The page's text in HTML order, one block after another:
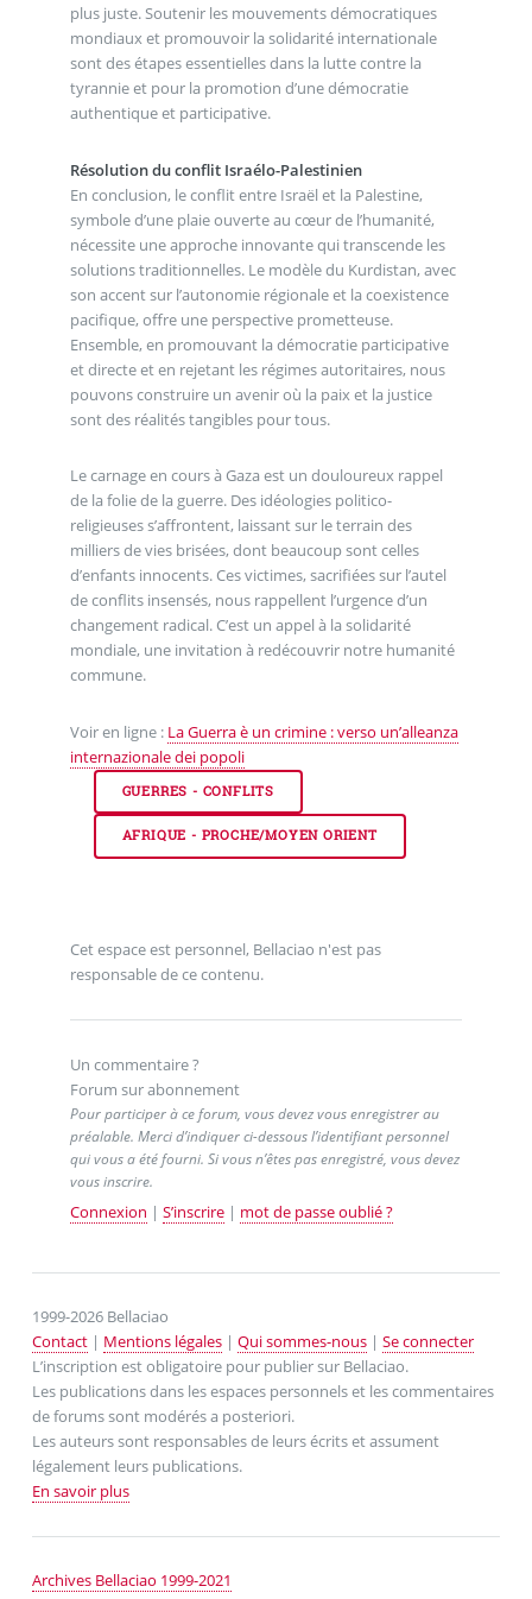
plus juste. Soutenir les mouvements démocratiques
mondiaux et promouvoir la solidarité internationale
sont des étapes essentielles dans la lutte contre la
tyrannie et pour la promotion d’une démocratie
authentique et participative.
Résolution du conflit Israélo-Palestinien
En conclusion, le conflit entre Israël et la Palestine,
symbole d’une plaie ouverte au cœur de l’humanité,
nécessite une approche innovante qui transcende les
solutions traditionnelles. Le modèle du Kurdistan, avec
son accent sur l’autonomie régionale et la coexistence
pacifique, offre une perspective prometteuse.
Ensemble, en promouvant la démocratie participative
et directe et en rejetant les régimes autoritaires, nous
pouvons construire un avenir où la paix et la justice
sont des réalités tangibles pour tous.
Le carnage en cours à Gaza est un douloureux rappel
de la folie de la guerre. Des idéologies politico-
religieuses s’affrontent, laissant sur le terrain des
milliers de vies brisées, dont beaucoup sont celles
d’enfants innocents. Ces victimes, sacrifiées sur l’autel
de conflits insensés, nous rappellent l’urgence d’un
changement radical. C’est un appel à la solidarité
mondiale, une invitation à redécouvrir notre humanité
commune.
Voir en ligne : La Guerra è un crimine : verso un’alleanza
internazionale dei popoli
GUERRES - CONFLITS
AFRIQUE - PROCHE/MOYEN ORIENT
Cet espace est personnel, Bellaciao n'est pas
responsable de ce contenu.
Un commentaire ?
Forum sur abonnement
Pour participer à ce forum, vous devez vous enregistrer au
préalable. Merci d’indiquer ci-dessous l’identifiant personnel
qui vous a été fourni. Si vous n’êtes pas enregistré, vous devez
vous inscrire.
Connexion | S’inscrire| mot de passe oublié ?
1999-2026 Bellaciao
Contact| Mentions légales| Qui sommes-nous| Se connecter
L’inscription est obligatoire pour publier sur Bellaciao.
Les publications dans les espaces personnels et les commentaires
de forums sont modérés a posteriori.
Les auteurs sont responsables de leurs écrits et assument
légalement leurs publications.
En savoir plus
Archives Bellaciao 1999-2021